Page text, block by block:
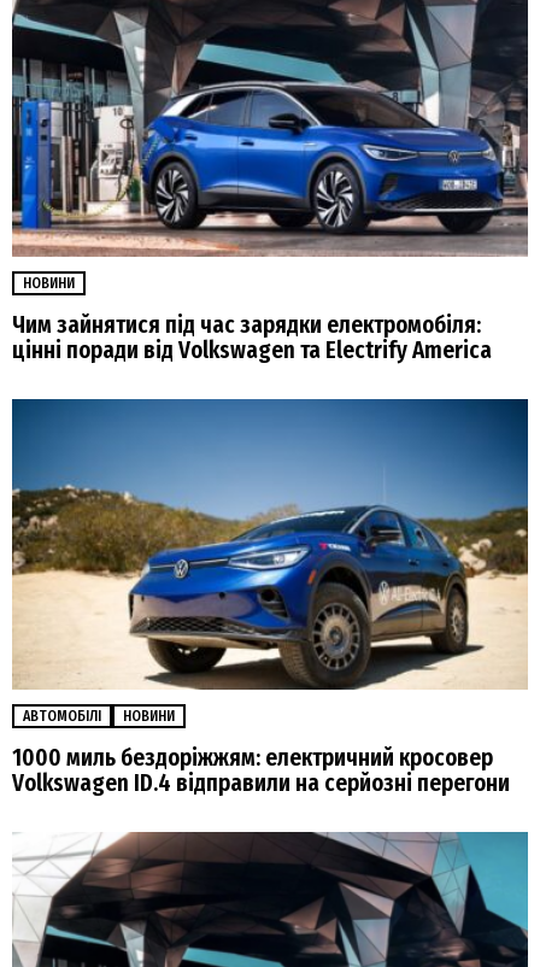
НОВИНИ
Чим зайнятися під час зарядки електромобіля:
цінні поради від Volkswagen та Electrify America
АВТОМОБІЛІ НОВИНИ
1000 миль бездоріжжям: електричний кросовер
Volkswagen ID.4 відправили на серйозні перегони